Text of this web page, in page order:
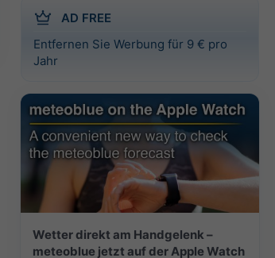
AD FREE
Entfernen Sie Werbung für 9 € pro
Jahr
Wetter direkt am Handgelenk –
meteoblue jetzt auf der Apple Watch